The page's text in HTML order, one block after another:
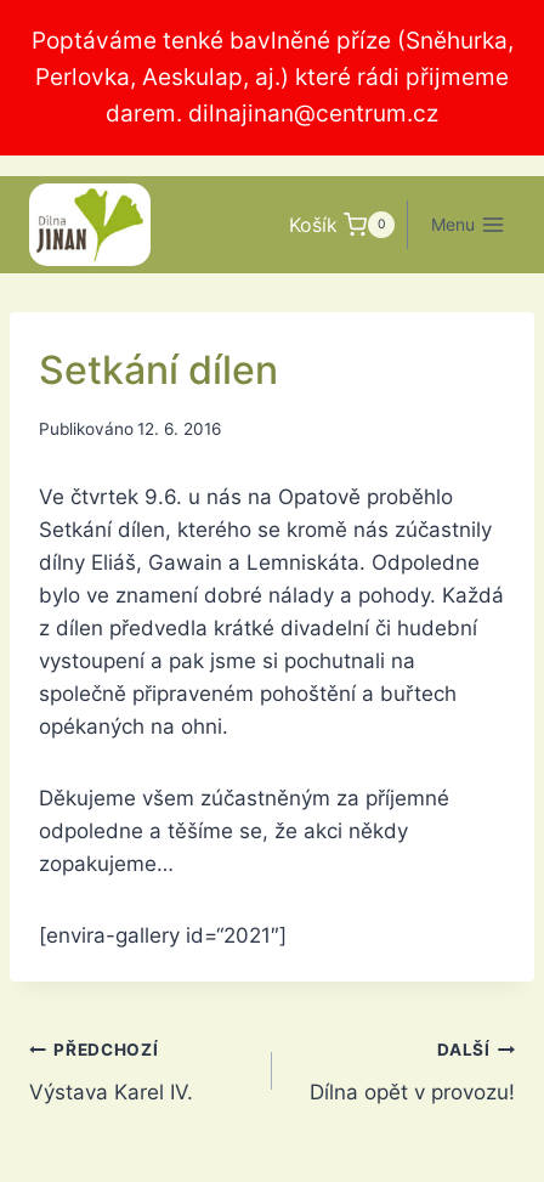
obsah
Poptáváme tenké bavlněné příze (Sněhurka,
Perlovka, Aeskulap, aj.) které rádi přijmeme
darem. dilnajinan@centrum.cz
Košík 0 Menu
Setkání dílen
Publikováno12. 6. 2016
Ve čtvrtek 9.6. u nás na Opatově proběhlo
Setkání dílen, kterého se kromě nás zúčastnily
dílny Eliáš, Gawain a Lemniskáta. Odpoledne
bylo ve znamení dobré nálady a pohody. Každá
z dílen předvedla krátké divadelní či hudební
vystoupení a pak jsme si pochutnali na
společně připraveném pohoštění a buřtech
opékaných na ohni.
Děkujeme všem zúčastněným za příjemné
odpoledne a těšíme se, že akci někdy
zopakujeme…
[envira-gallery id=“2021″]
Navigace
pro
PŘEDCHOZÍ
Výstava Karel IV.
DALŠÍ
Dílna opět v provozu!